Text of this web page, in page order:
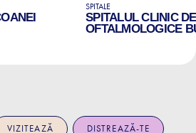
SPITALE
SPITALUL CLINIC
OFTALMOLOGICE
VIZITEAZĂ DISTREAZĂ-TE